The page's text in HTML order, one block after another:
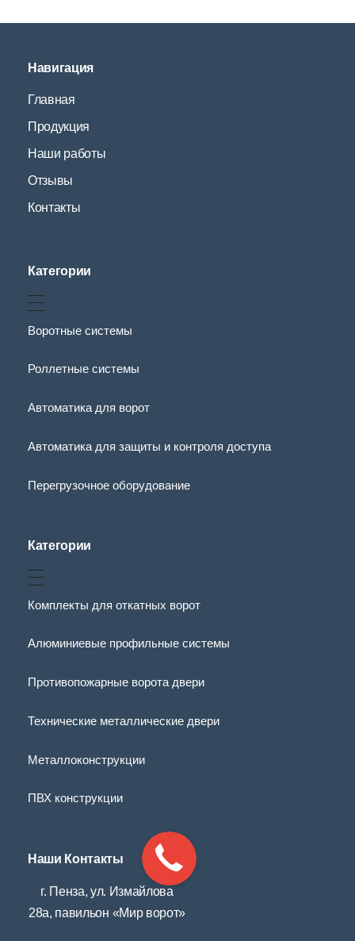
Навигация
Главная
Продукция
Наши работы
Отзывы
Контакты
Категории
Воротные системы
Роллетные системы
Автоматика для ворот
Автоматика для защиты и контроля доступа
Перегрузочное оборудование
Категории
Комплекты для откатных ворот
Алюминиевые профильные системы
Противопожарные ворота двери
Технические металлические двери
Металлоконструкции
ПВХ конструкции
Наши Контакты
г. Пенза, ул. Измайлова
28а, павильон «Мир ворот»